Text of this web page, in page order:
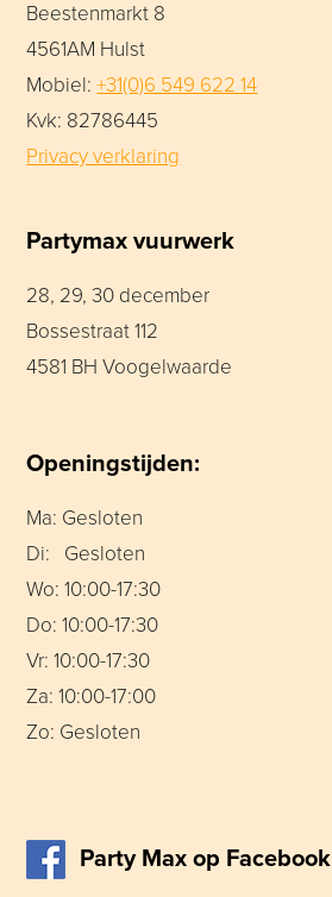
Beestenmarkt 8
4561AM Hulst
Mobiel:+31(0)6 549 622 14
Kvk: 82786445
Privacy verklaring
Partymax vuurwerk
28, 29, 30 december
Bossestraat 112
4581 BH Voogelwaarde
Openingstijden:
Ma: Gesloten
Di: Gesloten
Wo: 10:00-17:30
Do: 10:00-17:30
Vr: 10:00-17:30
Za: 10:00-17:00
Zo: Gesloten
Party Max op Facebook